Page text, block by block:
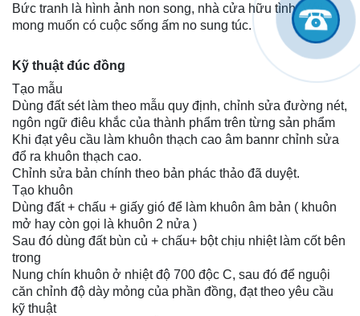
Bức tranh là hình ảnh non song, nhà cửa hữu tình. Với
mong muốn có cuộc sống ấm no sung túc.
Kỹ thuật đúc đồng
Tạo mẫu
Dùng đất sét làm theo mẫu quy định, chỉnh sửa đường nét,
ngôn ngữ điêu khắc của thành phẩm trên từng sản phẩm
Khi đạt yêu cầu làm khuôn thạch cao âm bannr chỉnh sửa
đổ ra khuôn thạch cao.
Chỉnh sửa bản chính theo bản phác thảo đã duyệt.
Tạo khuôn
Dùng đất + chấu + giấy gió để làm khuôn âm bản ( khuôn
mở hay còn gọi là khuôn 2 nửa )
Sau đó dùng đất bùn củ + chấu+ bột chịu nhiệt làm cốt bên
trong
Nung chín khuôn ở nhiệt độ 700 độc C, sau đó để nguội
căn chỉnh độ dày mỏng của phần đồng, đạt theo yêu cầu
kỹ thuật